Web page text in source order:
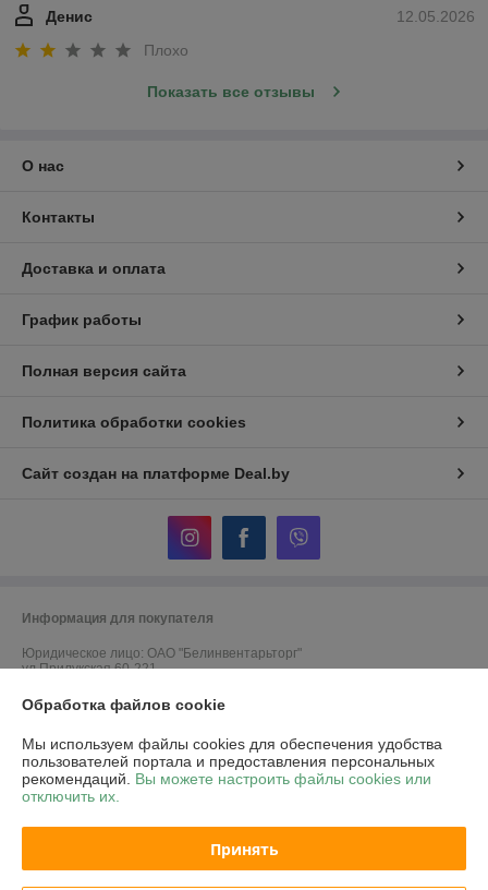
12.05.2026
Денис
Плохо
Показать все отзывы
О нас
Контакты
Доставка и оплата
График работы
Полная версия сайта
Политика обработки cookies
Сайт создан на платформе Deal.by
Информация для покупателя
Юридическое лицо: ОАО "Белинвентарьторг"
ул.Прилукская 60-221
Регистрационный номер ЕГР: 100045884
УНП: 100045884
Регистрационный орган: Минский горисполком
Ссылка на свидетельство/лицензию
Обработка файлов cookie
Мы используем файлы cookies для обеспечения удобства
пользователей портала и предоставления персональных
рекомендаций. Вы можете настроить файлы cookies или
отключить их.
Принять